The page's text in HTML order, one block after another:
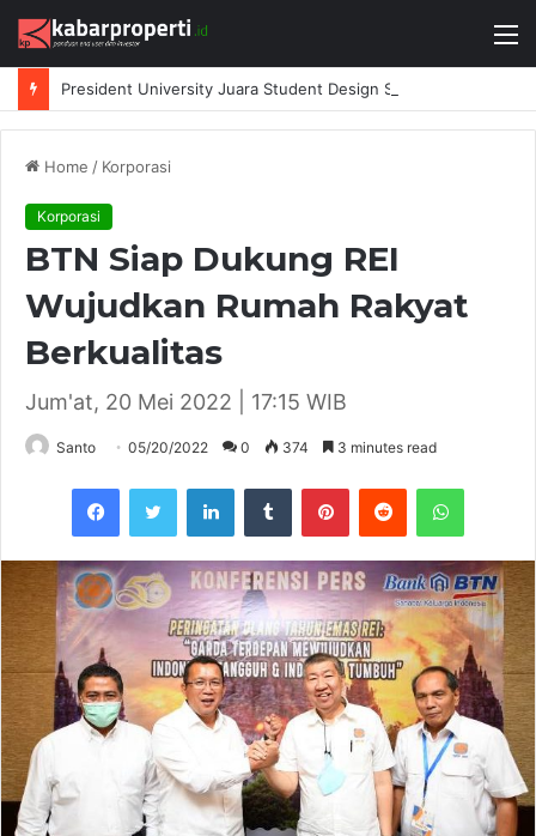
Home / Korporasi
Korporasi
BTN Siap Dukung REI
Wujudkan Rumah Rakyat
Berkualitas
Jum'at, 20 Mei 2022 | 17:15 WIB
Santo 05/20/2022 0 374 3 minutes read
FacebookTwitter LinkedInTumblr PinterestReddit